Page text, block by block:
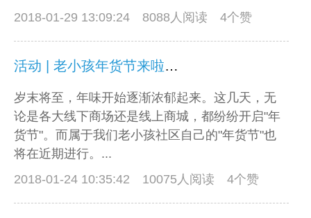
2018-01-29 13:09:24
8088人阅读 4个赞
活动 | 老小孩年货节来啦！就在1月28日
岁末将至，年味开始逐渐浓郁起来。这几天，无
论是各大线下商场还是线上商城，都纷纷开启"年
货节"。而属于我们老小孩社区自己的"年货节"也
将在近期进行。...
2018-01-24 10:35:42
10075人阅读 4个赞